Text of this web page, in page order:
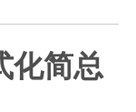
化简总